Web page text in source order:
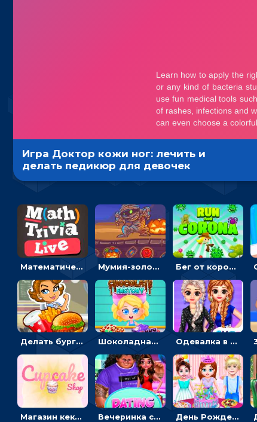
Игра Доктор кожи ног: лечить и
делать педикюр для девочек
Математическая викторина мультиплеер: решать примеры на время Мумия-золотоискатель: закидывать бинты, чтобы доставать сокровища Бег от коронавируса: держать дистанцию, чтобы не заразиться
Делать бургеры, чтобы открывать новые ингредиенты - для девочек Шоколадная фабрика для девочек: лущить бобы, готовить и украшать сладости Одевалка в точку и полоску: создавать образы для принцесс и фотографировать
Магазин кексов: повторять сладости с картинки или продавать вкусняшки Вечеринка свиданий: одевалка для влюбленных День Рождения Тейлор: печь торт для девочки или наряжать именинницу